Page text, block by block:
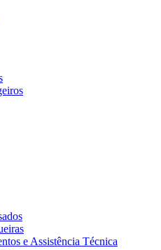
e Assistência Técnica